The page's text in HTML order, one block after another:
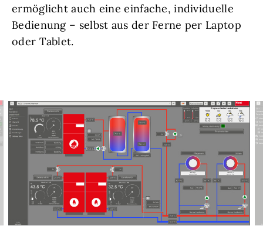
ermöglicht auch eine einfache, individuelle
Bedienung – selbst aus der Ferne per Laptop
oder Tablet.